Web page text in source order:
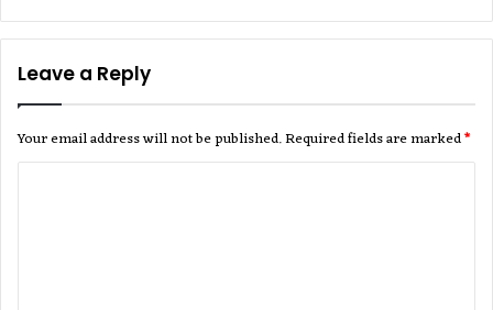
Leave a Reply
Your email address will not be published.Required fields are marked*